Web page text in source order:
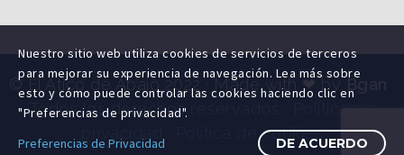
© El Ático de Abajo 2022 · Made with ❤ by Bgan
Todos los derechos reservados ·
Política de
Política de cookies
Nuestro sitio web utiliza cookies de servicios de terceros
para mejorar su experiencia de navegación. Lea más sobre
esto y cómo puede controlar las cookies haciendo clic en
"Preferencias de privacidad".
Preferencias de Privacidad
DE ACUERDO